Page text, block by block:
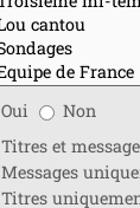
Oui
Non
Titres et
Messages
Titres